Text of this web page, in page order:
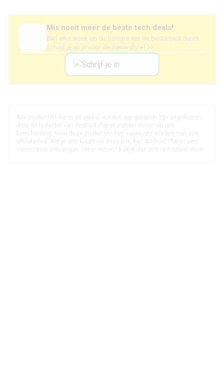
Mis nooit meer de beste tech deals!
Blijf elke week op de hoogte van de beste tech deals.
Schrijf je nu in voor de nieuwsbrief >>